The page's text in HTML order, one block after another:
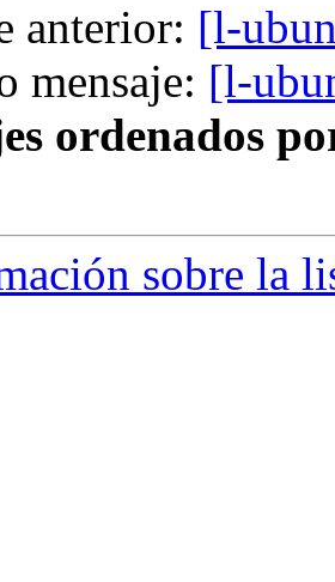
anterior: [l-
mensaje: [l-
ordenados
sobre la